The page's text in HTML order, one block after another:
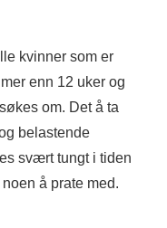
kvinner som er
enn 12 uker og
om. Det å ta
belastende
svært tungt i tiden
å prate med.